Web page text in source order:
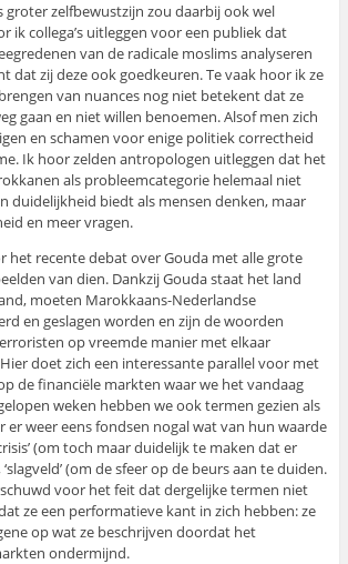
groter zelfbewustzijn zou daarbij ook wel
ik collega’s uitleggen voor een publiek dat
van de radicale moslims analyseren
dat zij deze ook goedkeuren. Te vaak hoor ik ze
van nuances nog niet betekent dat ze
gaan en niet willen benoemen. Alsof men zich
en schamen voor enige politiek correctheid
Ik hoor zelden antropologen uitleggen dat het
als probleemcategorie helemaal niet
duidelijkheid biedt als mensen denken, maar
en meer vragen.
het recente debat over Gouda met alle grote
van dien. Dankzij Gouda staat het land
moeten Marokkaans-Nederlandse
en geslagen worden en zijn de woorden
op vreemde manier met elkaar
doet zich een interessante parallel voor met
de financiële markten waar we het vandaag
weken hebben we ook termen gezien als
er weer eens fondsen nogal wat van hun waarde
(om toch maar duidelijk te maken dat er
(om de sfeer op de beurs aan te duiden.
voor het feit dat dergelijke termen niet
ze een performatieve kant in zich hebben: ze
op wat ze beschrijven doordat het
ondermijnd.